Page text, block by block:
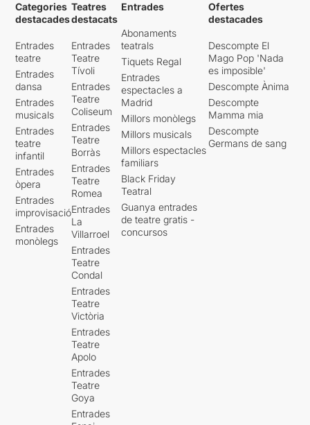
Categories
destacades
Entrades
teatre
Entrades
dansa
Entrades
musicals
Entrades
teatre
infantil
Entrades
òpera
Entrades
improvisació
Entrades
monòlegs
Teatres
destacats
Entrades
Teatre
Tívoli
Entrades
Teatre
Coliseum
Entrades
Teatre
Borràs
Entrades
Teatre
Romea
Entrades
La
Villarroel
Entrades
Teatre
Condal
Entrades
Teatre
Victòria
Entrades
Teatre
Apolo
Entrades
Teatre
Goya
Entrades
Entrades
Abonaments
teatrals
Tiquets Regal
Entrades
espectacles a
Madrid
Millors monòlegs
Millors musicals
Millors espectacles
familiars
Black Friday
Teatral
Guanya entrades
de teatre gratis -
concursos
Ofertes
destacades
Descompte El
Mago Pop 'Nada
es imposible'
Descompte Ànima
Descompte
Mamma mia
Descompte
Germans de sang